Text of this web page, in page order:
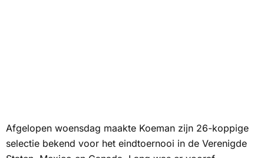
Afgelopen woensdag maakte Koeman zijn 26-koppige
selectie bekend voor het eindtoernooi in de Verenigde